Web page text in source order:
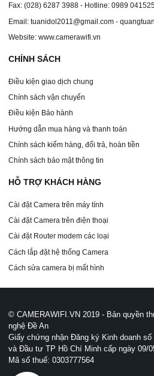
Fax: (028) 6287 3988 - Hotline: 0989
Email: tuanidol2011@gmail.com -
Website: www.camerawifi.vn
CHÍNH SÁCH
Điều kiện giao dịch chung
Chính sách vận chuyển
Điều kiện Bảo hành
Hướng dẫn mua hàng và thanh toán
Chính sách kiểm hàng, đổi trả, hoàn tiền
Chính sách bảo mật thông tin
HỖ TRỢ KHÁCH HÀNG
Cài đặt Camera trên máy tính
Cài đặt Camera trên điện thoại
Cài đặt Router modem các loại
Cách lắp đặt hệ thống Camera
Cách sửa camera bị mất hình
© CAMERAWIFI.VN 2019 - Bản quyền
nghệ Đề An
Giấy chứng nhận Đăng ký Kinh doanh
và Đầu tư TP Hồ Chí Minh cấp ngày 09/
Mã số thuế: 0303777564